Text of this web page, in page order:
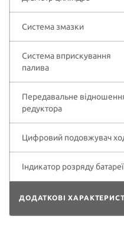
Система змазки
Система вприскування
палива
Передавальне
редуктора
Цифровий подовжувач
Індикатор розряду батареї
ДОДАТКОВІ